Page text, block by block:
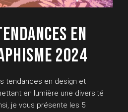
EN
2024
tendances en design et
en lumière une diversité
je vous présente les 5